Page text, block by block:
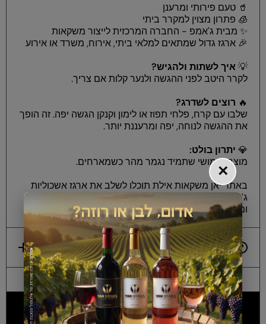
🥤 טעם פירותי ומרענן
🧊 פתרון מצוין למקרר ביתי
✨ מבית ג'אמפ - החברה המרכזית לייצור משקאות
🎉 ארגז גדול שמתאים למלאי ביתי, אירוח, משרד או אירוע
💡איך לשתות ולהגיש?
לקרר היטב לפני ההגשה ולנער קלות אם צריך.
🔥 רוצים לשדרג?
שלבו עם קרח, פלחי תפוז או לימון וקנקן הגשה יפה. זה הופך
את ההגשה לנוחה, יפה ומרעננת יותר.
💎 יתרון בולט:
מוצר שימושי שתמיד נגמר מהר כשמארחים.
באתר יאן משקאות אילת תוכלו לשלב את ארגז אשכוליות
ג'אמפ 330 מ"ל 24 יחידות עם קרח, כוסות, נשנושים
ומשקאות נוספים לאירוח מסודר.
משלוחים והובלה
×
למה כולם מעדיפים אותנו?